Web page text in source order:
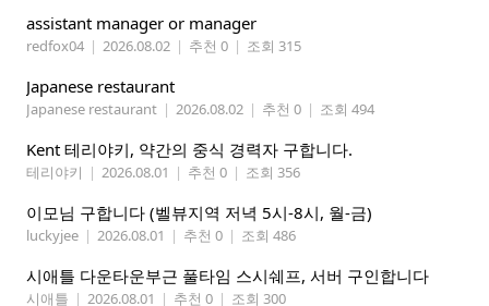
assistant manager or manager
redfox04 | 2026.08.02 | 추천 0 | 조회 315
Japanese restaurant
Japanese restaurant | 2026.08.02 | 추천 0 | 조회 494
Kent 테리야키, 약간의 중식 경력자 구합니다.
테리야키 | 2026.08.01 | 추천 0 | 조회 356
이모님 구합니다 (벨뷰지역 저녁 5시-8시, 월-금)
luckyjee | 2026.08.01 | 추천 0 | 조회 486
시애틀 다운타운부근 풀타임 스시쉐프, 서버 구인합니다
시애틀 | 2026.08.01 | 추천 0 | 조회 300